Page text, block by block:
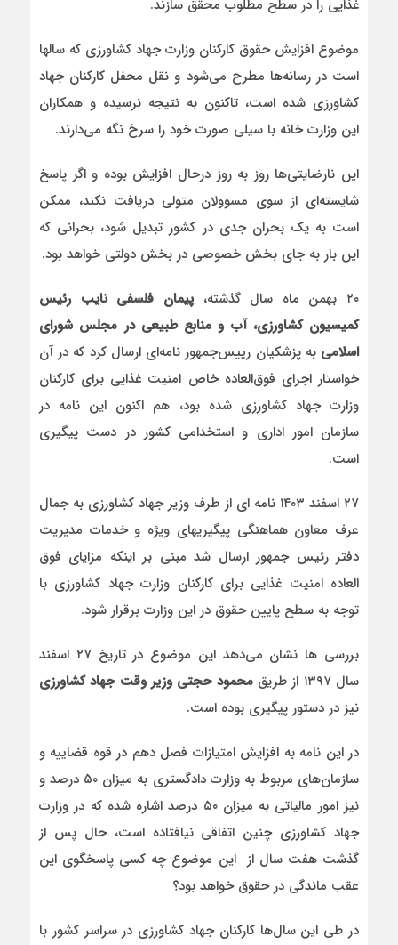
غذایی را در سطح مطلوب محقق سازند.
موضوع افزایش حقوق کارکنان وزارت جهاد کشاورزی که سالها
است در رسانه‌ها مطرح می‌شود و نقل محفل کارکنان جهاد
کشاورزی شده است، تاکنون به نتیجه نرسیده و همکاران
این وزارت خانه با سیلی صورت خود را سرخ نگه می‌دارند.
این نارضایتی‌ها روز به روز درحال افزایش بوده و اگر پاسخ
شایسته‌ای از سوی مسوولان متولی دریافت نکند، ممکن
است به یک بحران جدی در کشور تبدیل شود، بحرانی که
این بار به جای بخش خصوصی در بخش دولتی خواهد بود.
۲۰ بهمن ماه سال گذشته،
پیمان فلسفی نایب رئیس
کمیسیون کشاورزی، آب و منابع طبیعی در مجلس شورای
اسلامی به پزشکیان رییس‌جمهور نامه‌ای ارسال کرد که در آن
خواستار اجرای فوق‌العاده خاص امنیت غذایی برای کارکنان
وزارت جهاد کشاورزی شده بود، هم اکنون این نامه در
سازمان امور اداری و استخدامی کشور در دست پیگیری
است.
۲۷ اسفند ۱۴۰۳ نامه ای از طرف وزیر جهاد کشاورزی به جمال
عرف معاون هماهنگی پیگیریهای ویژه و خدمات مدیریت
دفتر رئیس جمهور ارسال شد مبنی بر اینکه مزایای فوق
العاده امنیت غذایی برای کارکنان وزارت جهاد کشاورزی با
توجه به سطح پایین حقوق در این وزارت برقرار شود.
بررسی ها نشان می‌دهد این موضوع در تاریخ ۲۷ اسفند
سال ۱۳۹۷ از طریق
محمود حجتی وزیر وقت جهاد کشاورزی
نیز در دستور پیگیری بوده است.
در این نامه به افزایش امتیازات فصل دهم در قوه قضاییه و
سازمان‌های مربوط به وزارت دادگستری به میزان ۵۰ درصد و
نیز امور مالیاتی به میزان ۵۰ درصد اشاره شده که در وزارت
جهاد کشاورزی چنین اتفاقی نیافتاده است، حال پس از
گذشت هفت سال از این موضوع چه کسی پاسخگوی این
عقب ماندگی در حقوق خواهد بود؟
در طی این سال‌ها کارکنان جهاد کشاورزی در سراسر کشور با